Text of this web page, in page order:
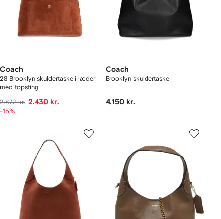
Coach
28 Brooklyn skuldertaske i læder
med topsting
2.872 kr. 2.430 kr.
-15%
Coach
Brooklyn skuldertaske
4.150 kr.